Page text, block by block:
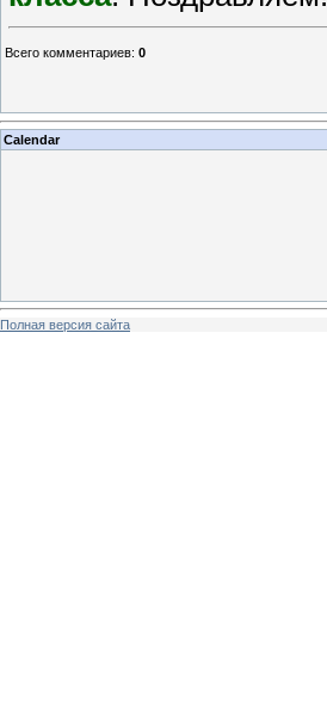
Всего комментариев: 0
Calendar
Полная версия сайта